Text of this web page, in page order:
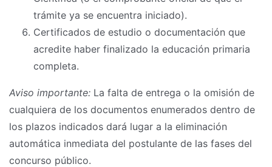
trámite ya se encuentra iniciado).
Certificados de estudio o documentación que
acredite haber finalizado la educación primaria
completa.
Aviso importante: La falta de entrega o la omisión de
cualquiera de los documentos enumerados dentro de
los plazos indicados dará lugar a la eliminación
automática inmediata del postulante de las fases del
concurso público.